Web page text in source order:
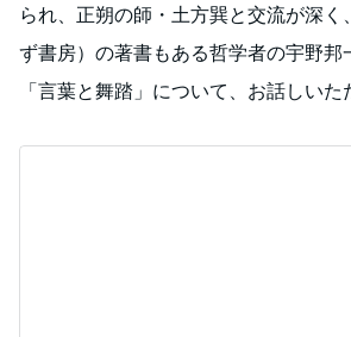
られ、正朔の師・土方巽と交流が深く
ず書房）の著書もある哲学者の宇野邦
「言葉と舞踏」について、お話しいた